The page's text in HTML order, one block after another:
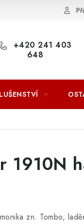
OSOBNÍCH
+420 241 403
648
1910N
zn. Tombo,